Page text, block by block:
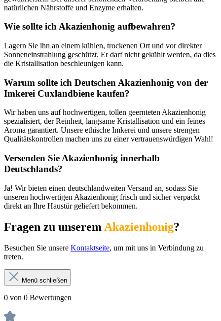
natürlichen Nährstoffe und Enzyme erhalten.
Wie sollte ich Akazienhonig aufbewahren?
Lagern Sie ihn an einem kühlen, trockenen Ort und vor direkter
Sonneneinstrahlung geschützt. Er darf nicht gekühlt werden, da dies
die Kristallisation beschleunigen kann.
Warum sollte ich Deutschen Akazienhonig von der
Imkerei Cuxlandbiene kaufen?
Wir haben uns auf hochwertigen, tollen geernteten Akazienhonig
spezialisiert, der Reinheit, langsame Kristallisation und ein feines
Aroma garantiert. Unsere ethische Imkerei und unsere strengen
Qualitätskontrollen machen uns zu einer vertrauenswürdigen Wahl!
Versenden Sie Akazienhonig innerhalb
Deutschlands?
Ja! Wir bieten einen deutschlandweiten Versand an, sodass Sie
unseren hochwertigen Akazienhonig frisch und sicher verpackt
direkt an Ihre Haustür geliefert bekommen.
Fragen zu unserem Akazienhonig?
Besuchen Sie unsere Kontaktseite, um mit uns in Verbindung zu
treten.
Menü schließen
0 von 0 Bewertungen